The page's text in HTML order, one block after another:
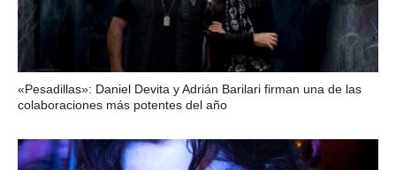
«Pesadillas»: Daniel Devita y Adrián Barilari firman una de las
colaboraciones más potentes del año